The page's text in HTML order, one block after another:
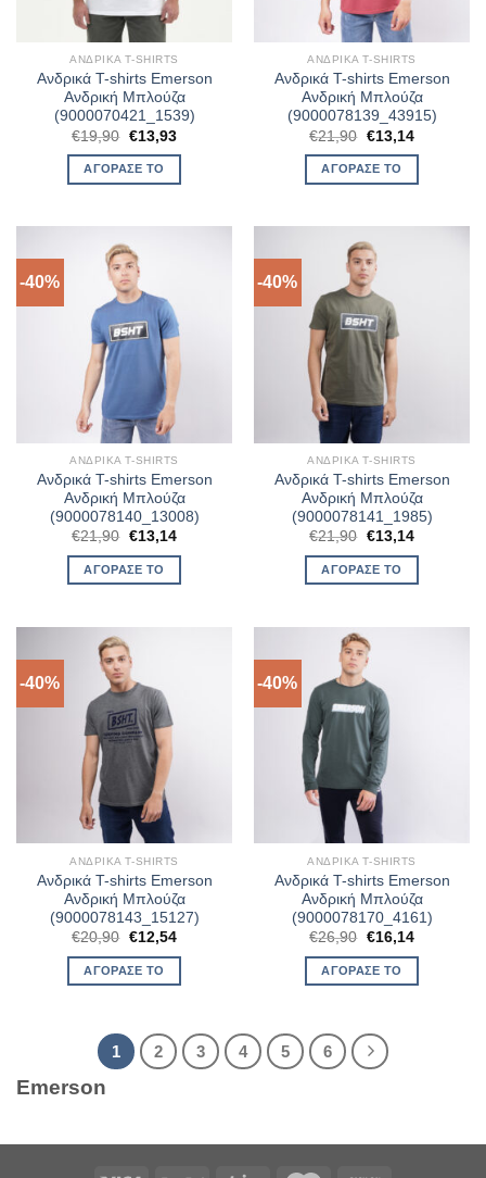
ΑΝΔΡΙΚΆ T-SHIRTS
Ανδρικά T-shirts Emerson
Ανδρική Μπλούζα
(9000070421_1539)
€19,90 Original
price
was:
€19,90.
€13,93Η
ΑΓΌΡΑΣΈ ΤΟ
ΑΝΔΡΙΚΆ T-SHIRTS
Ανδρικά T-shirts Emerson
Ανδρική Μπλούζα
(9000078139_43915)
€21,90 Original
price
was:
€21,90.
€13,14Η
ΑΓΌΡΑΣΈ ΤΟ
-40%
ΑΝΔΡΙΚΆ T-SHIRTS
Ανδρικά T-shirts Emerson
Ανδρική Μπλούζα
(9000078140_13008)
€21,90 Original
was:
€21,90.
€13,14Η
ΑΓΌΡΑΣΈ ΤΟ
-40%
ΑΝΔΡΙΚΆ T-SHIRTS
Ανδρικά T-shirts Emerson
Ανδρική Μπλούζα
(9000078141_1985)
€21,90 Original
was:
€21,90.
€13,14Η
ΑΓΌΡΑΣΈ ΤΟ
-40%
ΑΝΔΡΙΚΆ T-SHIRTS
Ανδρικά T-shirts Emerson
Ανδρική Μπλούζα
(9000078143_15127)
€20,90 Original
was:
€20,90.
€12,54Η
ΑΓΌΡΑΣΈ ΤΟ
-40%
ΑΝΔΡΙΚΆ T-SHIRTS
Ανδρικά T-shirts Emerson
Ανδρική Μπλούζα
(9000078170_4161)
€26,90 Original
was:
€26,90.
€16,14Η
ΑΓΌΡΑΣΈ ΤΟ
1 2 3 4 5 6
Emerson